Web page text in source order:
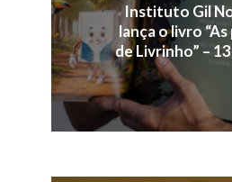
Instituto Gil
lança o livro
de Livrinho” –